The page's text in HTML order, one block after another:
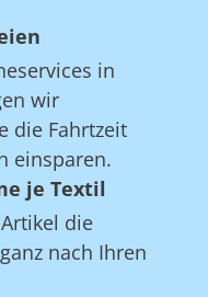
in
wir
die Fahrtzeit
einsparen.
je Textil
die
nach Ihren